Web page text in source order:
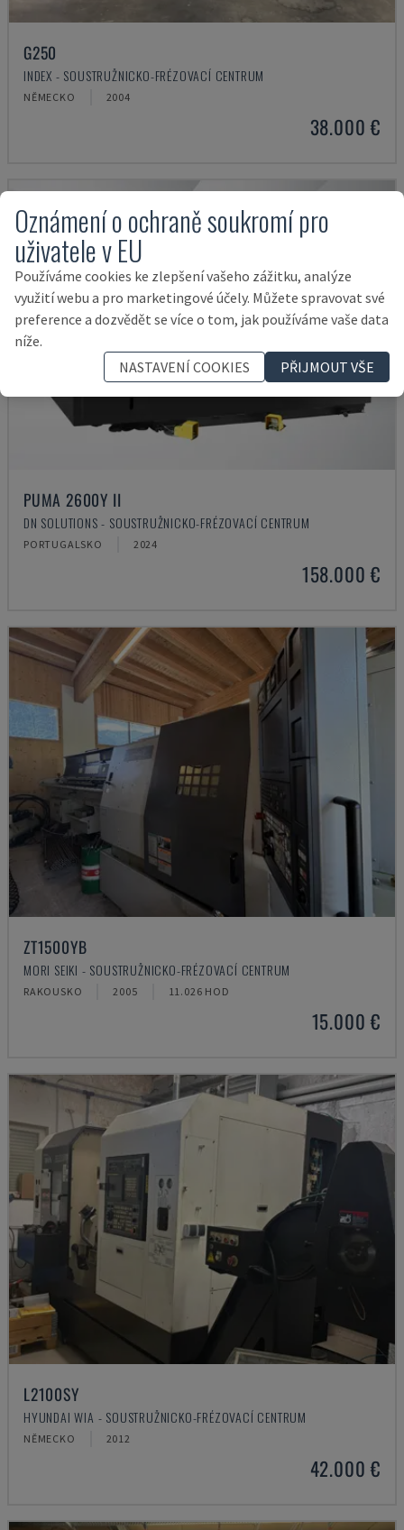
G250
INDEX - SOUSTRUŽNICKO-FRÉZOVACÍ CENTRUM
NĚMECKO 2004
38.000 €
PUMA 2600Y II
DN SOLUTIONS - SOUSTRUŽNICKO-FRÉZOVACÍ CENTRUM
PORTUGALSKO 2024
158.000 €
ZT1500YB
MORI SEIKI - SOUSTRUŽNICKO-FRÉZOVACÍ CENTRUM
RAKOUSKO 2005 11.026 HOD
15.000 €
L2100SY
HYUNDAI WIA - SOUSTRUŽNICKO-FRÉZOVACÍ CENTRUM
NĚMECKO 2012
42.000 €
Oznámení o ochraně soukromí pro
uživatele v EU
Používáme cookies ke zlepšení vašeho zážitku, analýze
využití webu a pro marketingové účely. Můžete spravovat své
preference a dozvědět se více o tom, jak používáme vaše data
níže.
NASTAVENÍ COOKIES
PŘIJMOUT VŠE